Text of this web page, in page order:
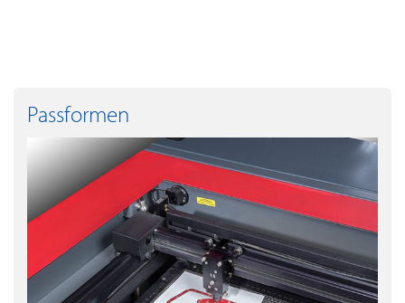
Passformen